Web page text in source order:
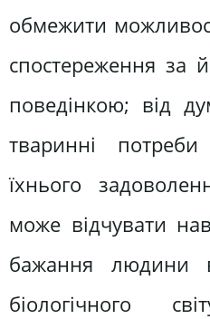
обмежити
спостереження за
поведінкою; від
тваринні
їхнього
може відчувати
бажання людини
біологічного